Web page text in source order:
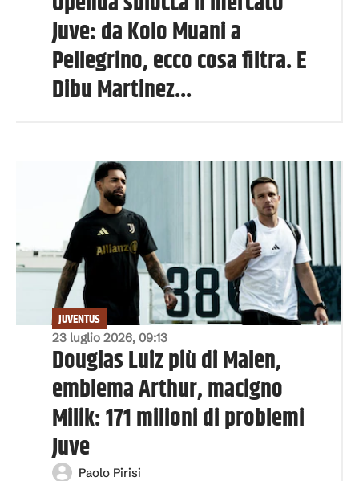
Juve: da Kolo Muani a
Pellegrino, ecco cosa filtra. E
Dibu Martinez...
23 luglio 2026, 09:13
JUVENTUS
Douglas Luiz più di Malen,
emblema Arthur, macigno
Milik: 171 milioni di problemi
Juve
Paolo Pirisi